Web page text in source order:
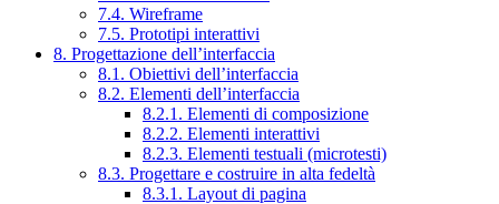
7.4. Wireframe
7.5. Prototipi interattivi
8. Progettazione dell’interfaccia
8.1. Obiettivi dell’interfaccia
8.2. Elementi dell’interfaccia
8.2.1. Elementi di composizione
8.2.2. Elementi interattivi
8.2.3. Elementi testuali (microtesti)
8.3. Progettare e costruire in alta fedeltà
8.3.1. Layout di pagina